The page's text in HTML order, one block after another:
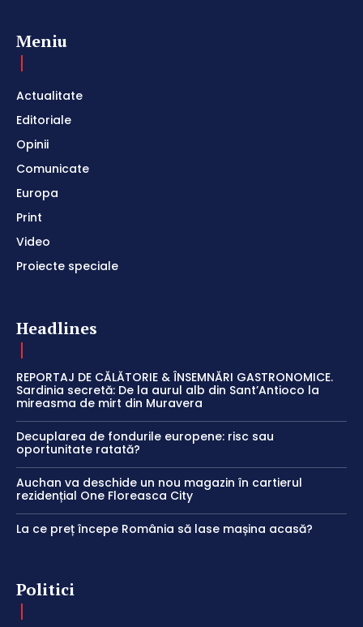
Meniu
Actualitate
Editoriale
Opinii
Comunicate
Europa
Print
Video
Proiecte speciale
Headlines
REPORTAJ DE CĂLĂTORIE & ÎNSEMNĂRI GASTRONOMICE.
Sardinia secretă: De la aurul alb din Sant’Antioco la
mireasma de mirt din Muravera
Decuplarea de fondurile europene: risc sau
oportunitate ratată?
Auchan va deschide un nou magazin în cartierul
rezidențial One Floreasca City
La ce preț începe România să lase mașina acasă?
Politici